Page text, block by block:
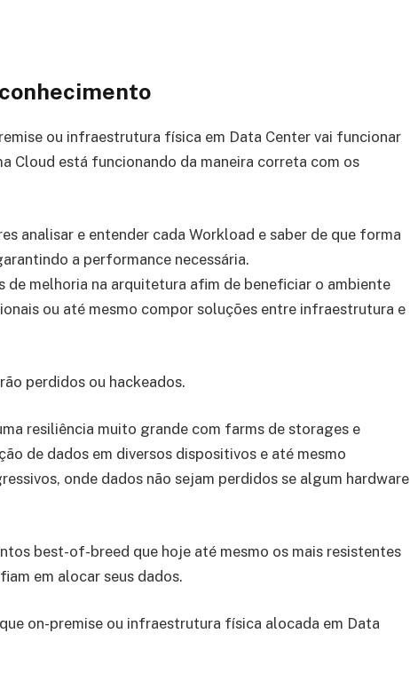
ou infraestrutura física em Data Center vai funcionar
Cloud está funcionando da maneira correta com os
analisar e entender cada Workload e saber de que forma
a performance necessária.
melhoria na arquitetura afim de beneficiar o ambiente
ou até mesmo compor soluções entre infraestrutura e
perdidos ou hackeados.
resiliência muito grande com farms de storages e
de dados em diversos dispositivos e até mesmo
onde dados não sejam perdidos se algum hardware
best-of-breed que hoje até mesmo os mais resistentes
em alocar seus dados.
on-premise ou infraestrutura física alocada em Data